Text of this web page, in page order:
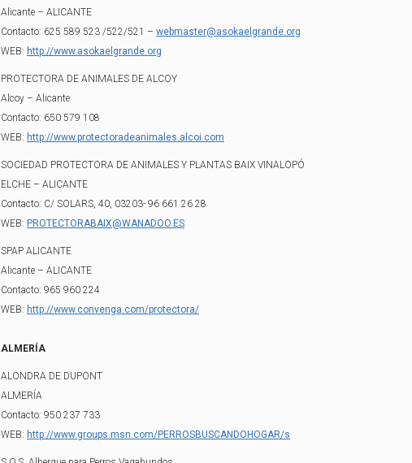
Alicante – ALICANTE
Contacto: 625 589 523 /522/521 – webmaster@asokaelgrande.org
WEB: http://www.asokaelgrande.org
PROTECTORA DE ANIMALES DE ALCOY
Alcoy – Alicante
Contacto: 650 579 108
WEB: http://www.protectoradeanimales.alcoi.com
SOCIEDAD PROTECTORA DE ANIMALES Y PLANTAS BAIX VINALOPÓ
ELCHE – ALICANTE
Contacto: C/ SOLARS, 40, 03203- 96 661 26 28
WEB: PROTECTORABAIX@WANADOO.ES
SPAP ALICANTE
Alicante – ALICANTE
Contacto: 965 960 224
WEB: http://www.convenga.com/protectora/
ALMERÍA
ALONDRA DE DUPONT
ALMERÍA
Contacto: 950 237 733
WEB: http://www.groups.msn.com/PERROSBUSCANDOHOGAR/s